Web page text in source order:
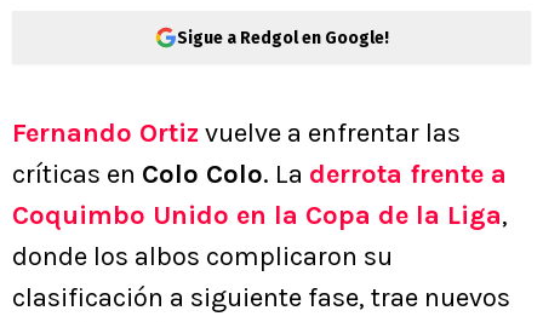
Sigue a Redgol en Google!
Fernando Ortiz vuelve a enfrentar las
críticas en Colo Colo. La derrota frente a
Coquimbo Unido en la Copa de la Liga,
donde los albos complicaron su
clasificación a siguiente fase, trae nuevos